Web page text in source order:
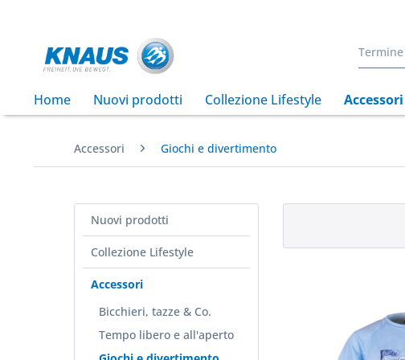
Home Nuovi prodotti Collezione Lifestyle Accessori
Accessori Giochi e divertimento
Nuovi prodotti
Collezione Lifestyle
Accessori
Bicchieri, tazze & Co.
Tempo libero e all'aperto